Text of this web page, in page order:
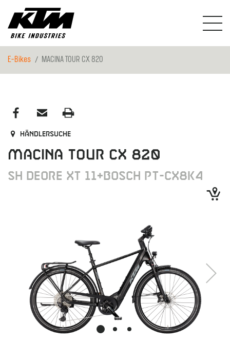
E-Bikes MACINA TOUR CX 820
Händlersuche
MACINA TOUR CX 820
SH DEORE XT 11+BOSCH PT-CX8K4
Next